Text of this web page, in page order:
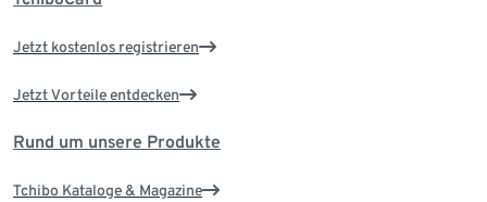
Jetzt kostenlos registrieren
Jetzt Vorteile entdecken
Rund um unsere Produkte
Tchibo Kataloge & Magazine